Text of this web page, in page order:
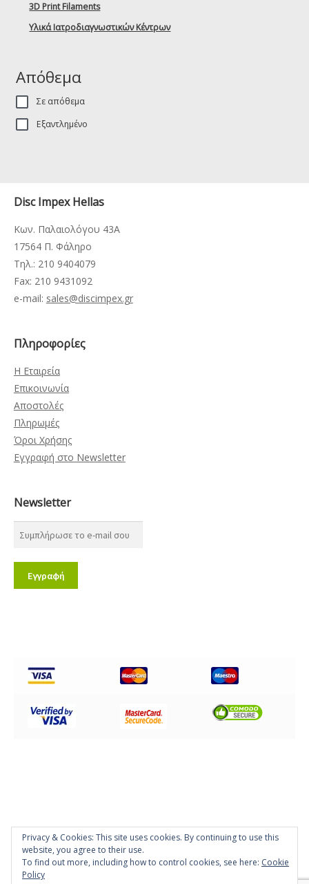
3D Print Filaments
Υλικά Ιατροδιαγνωστικών Κέντρων
Απόθεμα
Σε απόθεμα
Εξαντλημένο
Disc Impex Hellas
Κων. Παλαιολόγου 43Α
17564 Π. Φάληρο
Τηλ.: 210 9404079
Fax: 210 9431092
e-mail: sales@discimpex.gr
Πληροφορίες
Η Εταιρεία
Επικοινωνία
Αποστολές
Πληρωμές
Όροι Χρήσης
Εγγραφή στο Newsletter
Newsletter
© Disc Impex Hellas 2026
Powered byPapaki Managed WordPress with WooCommerce
Privacy & Cookies: This site uses cookies. By continuing to use this
website, you agree to their use.
To find out more, including how to control cookies, see here: Cookie
Policy